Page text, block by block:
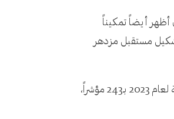
أظهر أيضاً تمكيناً
مستقبل مزدهر
وبلغة الأرقام، فإن 87% من مبادرات الرؤية البالغة 1,064 للعام 2023، مكتملة أو تسير على المسار الصحيح، في حين قدرت مؤشرات الأداء الرئيسة لعام 2023 بـ243 مؤشراً،